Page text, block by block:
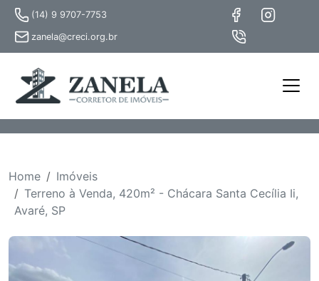
(14) 9 9707-7753
zanela@creci.org.br
Home
Imóveis
Terreno à Venda, 420m² - Chácara Santa Cecília Ii,
Avaré, SP